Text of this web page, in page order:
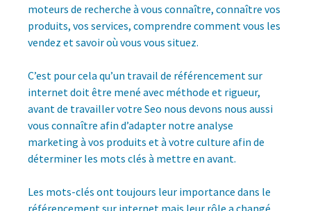
moteurs de recherche à vous connaître, connaître vos
produits, vos services, comprendre comment vous les
vendez et savoir où vous vous situez.
C’est pour cela qu’un travail de référencement sur
internet doit être mené avec méthode et rigueur,
avant de travailler votre Seo nous devons nous aussi
vous connaître afin d’adapter notre analyse
marketing à vos produits et à votre culture afin de
déterminer les mots clés à mettre en avant.
Les mots-clés ont toujours leur importance dans le
référencement sur internet mais leur rôle a changé